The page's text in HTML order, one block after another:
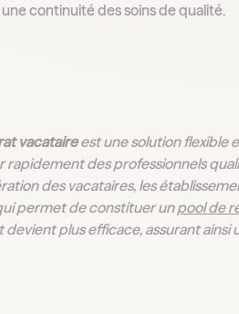
continuité des soins de qualité.
vacataireest une solution flexible
rapidement des professionnels
des vacataires, les
permet de constituer unpool de
devient plus efficace, assurant